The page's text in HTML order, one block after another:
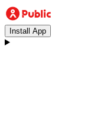
Install App